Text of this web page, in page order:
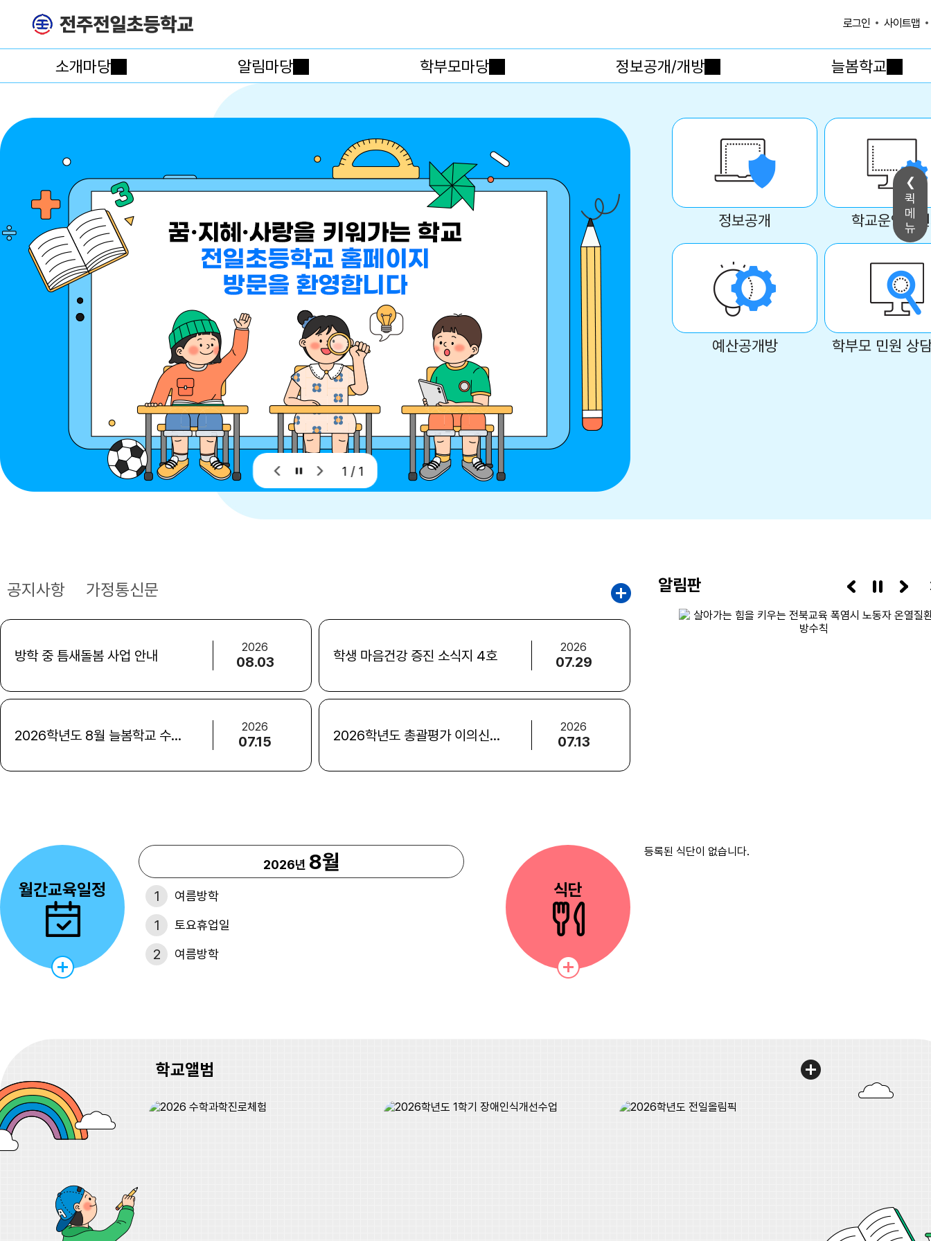
퀵
메
뉴
로그인 사이트맵
소개마당 알림마당 학부모마당 정보공개/개방 늘봄학교
1 / 1
정보공개 학교운영위
예산공개방 학부모 민원 상
공지사항 가정통신문
방학 중 틈새돌봄 사업 안내
2026
08.03 학생 마음건강 증진 소식지 4호
2026
07.29
2026학년도 8월 늘봄학교 수강신청 안내
2026
07.15 2026학년도 총괄평가 이의신청서
2026
07.13
알림판
월간교육일정
2026년 8월
1 여름방학
1 토요휴업일
2 여름방학
6 여름방학
7 여름방학
식단
등록된 식단이 없습니다.
학교앨범